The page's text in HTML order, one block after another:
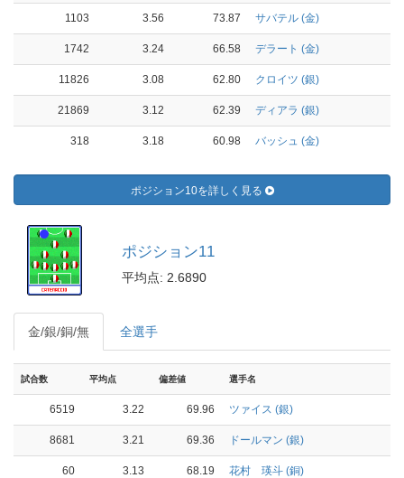
1103 3.56 73.87 サバテル (金)
1742 3.24 66.58 デラート (金)
11826 3.08 62.80 クロイツ (銀)
21869 3.12 62.39 ディアラ (銀)
318 3.18 60.98 バッシュ (金)
ポジション10を詳しく見る
ポジション11
平均点: 2.6890
金/銀/銅/無 全選手
試合数 平均点 偏差値 選手名
6519 3.22 69.96 ツァイス (銀)
8681 3.21 69.36 ドールマン (銀)
60 3.13 68.19 花村 瑛斗 (銅)